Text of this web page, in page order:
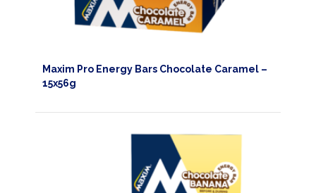
Maxim Pro Energy Bars Chocolate Caramel –
15x56g